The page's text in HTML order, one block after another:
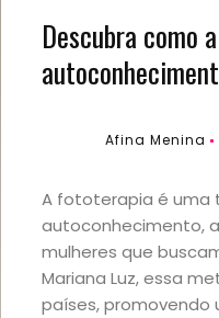
Descubra como
Afina Menina
A fototerapia é uma
autoconhecimento,
mulheres que
Mariana Luz, essa
países, promovendo